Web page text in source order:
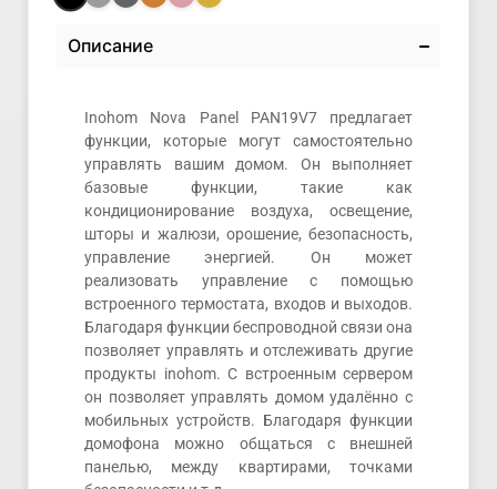
Описание
Inohom Nova Panel PAN19V7 предлагает
функции, которые могут самостоятельно
управлять вашим домом. Он выполняет
базовые функции, такие как
кондиционирование воздуха, освещение,
шторы и жалюзи, орошение, безопасность,
управление энергией. Он может
реализовать управление с помощью
встроенного термостата, входов и выходов.
Благодаря функции беспроводной связи она
позволяет управлять и отслеживать другие
продукты inohom. С встроенным сервером
он позволяет управлять домом удалённо с
мобильных устройств. Благодаря функции
домофона можно общаться с внешней
панелью, между квартирами, точками